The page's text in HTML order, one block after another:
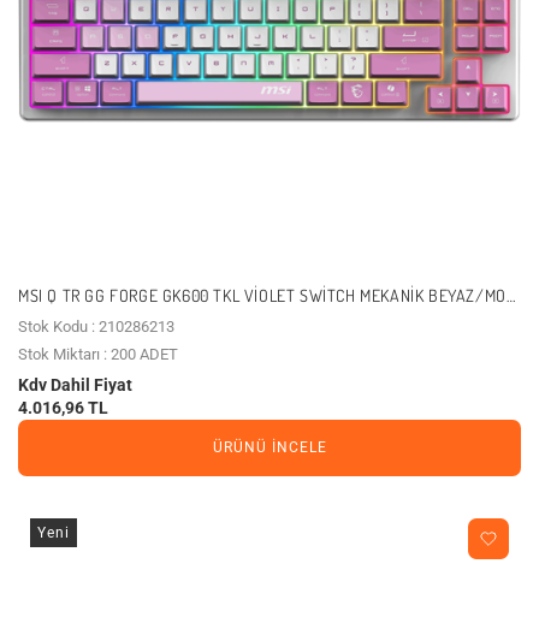
MSI Q TR GG FORGE GK600 TKL VIOLET SWITCH MEKANIK BEYAZ/MOR
OYUNCU KLAVYESI
Stok Kodu : 210286213
Stok Miktarı : 200 ADET
Kdv Dahil Fiyat
4.016,96 TL
ÜRÜNÜ İNCELE
Yeni